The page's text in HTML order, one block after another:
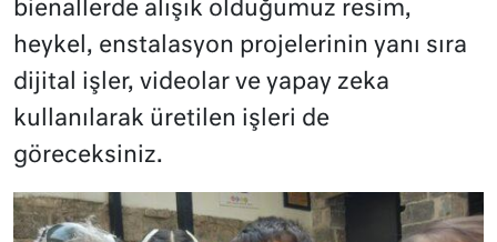
bienallerde alışık olduğumuz resim,
heykel, enstalasyon projelerinin yanı sıra
dijital işler, videolar ve yapay zeka
kullanılarak üretilen işleri de
göreceksiniz.